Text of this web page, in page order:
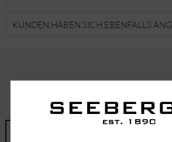
KUNDEN HABEN SICH EBENFALLS
ERHALTEN SIE EINMALIG EINEN 5